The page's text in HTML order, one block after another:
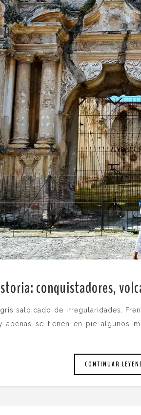
conquistadores,
salpicado de irregularidades.
apenas se tienen en pie algunos
CONTINUAR